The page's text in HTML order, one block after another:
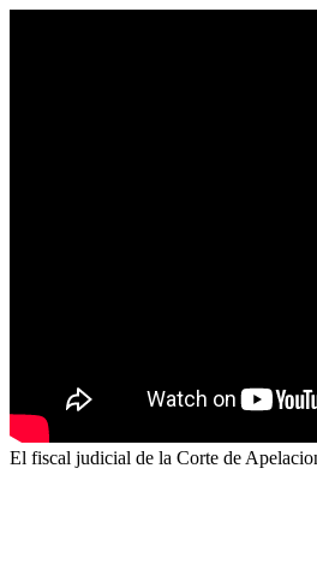
El fiscal judicial de la Corte de